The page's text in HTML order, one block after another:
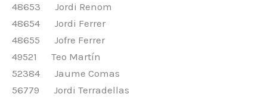
48653 Jordi Renom
48654 Jordi Ferrer
48655 Jofre Ferrer
49521 Teo Martín
52384 Jaume Comas
56779 Jordi Terradellas